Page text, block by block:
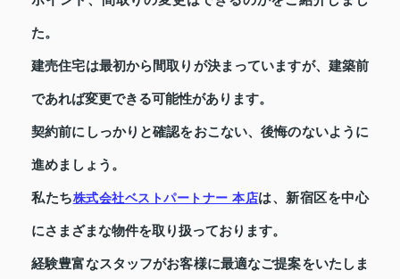
た。
建売住宅は最初から間取りが決まっていますが、建築前
であれば変更できる可能性があります。
契約前にしっかりと確認をおこない、後悔のないように
進めましょう。
私たち株式会社ベストパートナー 本店は、新宿区を中心
にさまざまな物件を取り扱っております。
経験豊富なスタッフがお客様に最適なご提案をいたしま